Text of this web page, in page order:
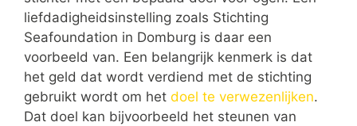
liefdadigheidsinstelling zoals Stichting
Seafoundation in Domburg is daar een
voorbeeld van. Een belangrijk kenmerk is dat
het geld dat wordt verdiend met de stichting
gebruikt wordt om het doel te verwezenlijken.
Dat doel kan bijvoorbeeld het steunen van